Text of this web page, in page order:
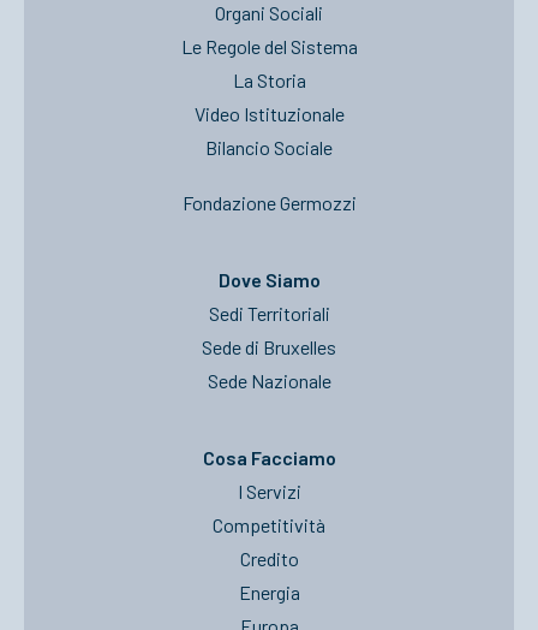
Organi Sociali
Le Regole del Sistema
La Storia
Video Istituzionale
Bilancio Sociale
Fondazione Germozzi
Dove Siamo
Sedi Territoriali
Sede di Bruxelles
Sede Nazionale
Cosa Facciamo
I Servizi
Competitività
Credito
Energia